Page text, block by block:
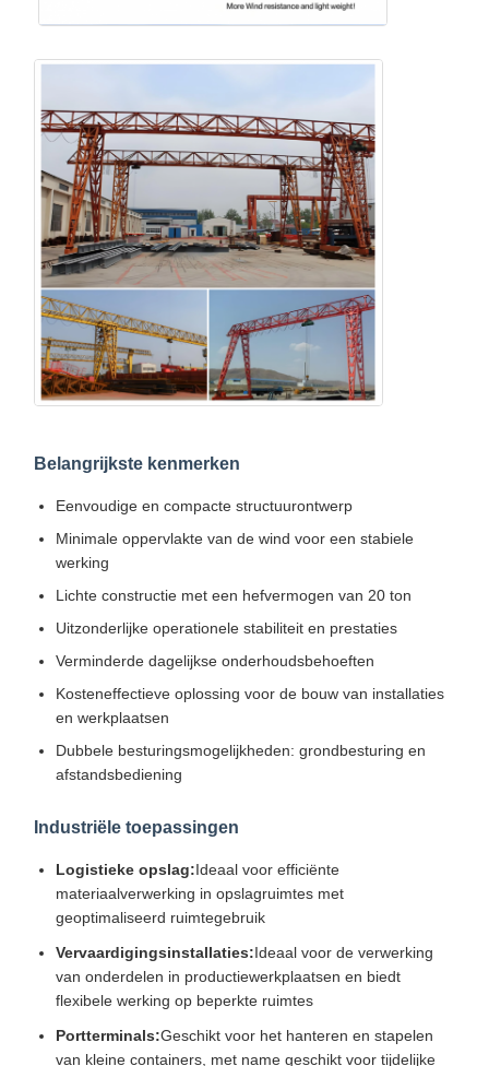
Belangrijkste kenmerken
Eenvoudige en compacte structuurontwerp
Minimale oppervlakte van de wind voor een stabiele
werking
Lichte constructie met een hefvermogen van 20 ton
Uitzonderlijke operationele stabiliteit en prestaties
Verminderde dagelijkse onderhoudsbehoeften
Kosteneffectieve oplossing voor de bouw van installaties
en werkplaatsen
Dubbele besturingsmogelijkheden: grondbesturing en
afstandsbediening
Industriële toepassingen
Logistieke opslag:Ideaal voor efficiënte
materiaalverwerking in opslagruimtes met
geoptimaliseerd ruimtegebruik
Vervaardigingsinstallaties:Ideaal voor de verwerking
van onderdelen in productiewerkplaatsen en biedt
flexibele werking op beperkte ruimtes
Portterminals:Geschikt voor het hanteren en stapelen
van kleine containers, met name geschikt voor tijdelijke